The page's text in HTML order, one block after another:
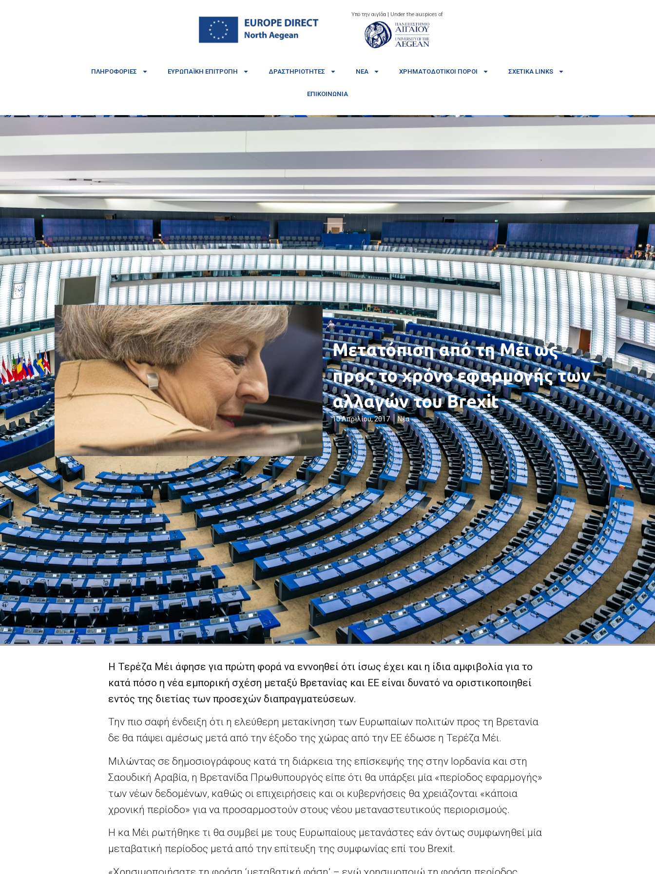
Υπό την αιγίδα | Under the auspices of
ΠΛΗΡΟΦΟΡΊΕΣ ΕΥΡΩΠΑΪΚΉ ΕΠΙΤΡΟΠΉ ΔΡΑΣΤΗΡΙΌΤΗΤΕΣ ΝΈΑ ΧΡΗΜΑΤΟΔΟΤΙΚΟΊ ΠΌΡΟΙ ΣΧΕΤΙΚΆ LINKS
ΕΠΙΚΟΙΝΩΝΊΑ
Μετατόπιση από τη Μέι ως
προς το χρόνο εφαρμογής των
αλλαγών του Brexit
10 Απριλίου, 2017 Νέα
Η Τερέζα Μέι άφησε για πρώτη φορά να εννοηθεί ότι ίσως έχει και η ίδια αμφιβολία για το
κατά πόσο η νέα εμπορική σχέση μεταξύ Βρετανίας και ΕΕ είναι δυνατό να οριστικοποιηθεί
εντός της διετίας των προσεχών διαπραγματεύσεων.
Την πιο σαφή ένδειξη ότι η ελεύθερη μετακίνηση των Ευρωπαίων πολιτών προς τη Βρετανία
δε θα πάψει αμέσως μετά από την έξοδο της χώρας από την ΕΕ έδωσε η Τερέζα Μέι.
Μιλώντας σε δημοσιογράφους κατά τη διάρκεια της επίσκεψής της στην Ιορδανία και στη
Σαουδική Αραβία, η Βρετανίδα Πρωθυπουργός είπε ότι θα υπάρξει μία «περίοδος εφαρμογής»
των νέων δεδομένων, καθώς οι επιχειρήσεις και οι κυβερνήσεις θα χρειάζονται «κάποια
χρονική περίοδο» για να προσαρμοστούν στους νέου μεταναστευτικούς περιορισμούς.
Η κα Μέι ρωτήθηκε τι θα συμβεί με τους Ευρωπαίους μετανάστες εάν όντως συμφωνηθεί μία
μεταβατική περίοδος μετά από την επίτευξη της συμφωνίας επί του Brexit.